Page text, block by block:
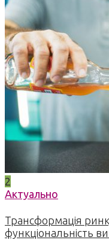
2
Актуально
Трансформація
функціональність